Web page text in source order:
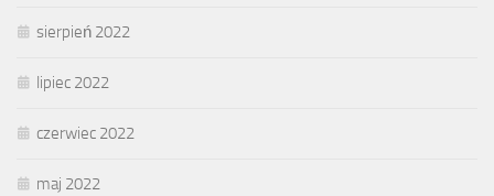
sierpień 2022
lipiec 2022
czerwiec 2022
maj 2022